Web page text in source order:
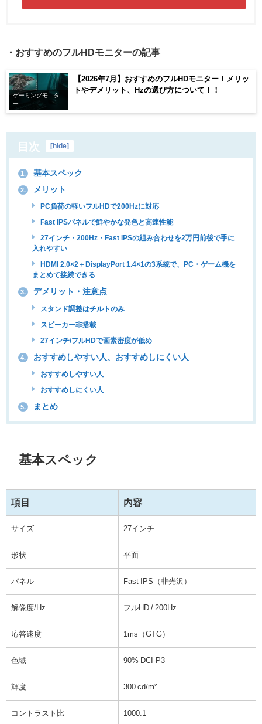
・おすすめのフルHDモニターの記事
ゲーミングモニタ
ー
【2026年7月】おすすめのフルHDモニター！メリッ
トやデメリット、Hzの選び方について！！
目次 [hide]
1. 基本スペック
2. メリット
PC負荷の軽いフルHDで200Hzに対応
Fast IPSパネルで鮮やかな発色と高速性能
27インチ・200Hz・Fast IPSの組み合わせを2万円前後で手に
入れやすい
HDMI 2.0×2＋DisplayPort 1.4×1の3系統で、PC・ゲーム機を
まとめて接続できる
3. デメリット・注意点
スタンド調整はチルトのみ
スピーカー非搭載
27インチ/フルHDで画素密度が低め
4. おすすめしやすい人、おすすめしにくい人
おすすめしやすい人
おすすめしにくい人
5. まとめ
基本スペック
項目 内容
サイズ 27インチ
形状 平面
パネル Fast IPS（非光沢）
解像度/Hz フルHD / 200Hz
応答速度 1ms（GTG）
色域 90% DCI-P3
輝度 300 cd/m²
コントラスト比 1000:1